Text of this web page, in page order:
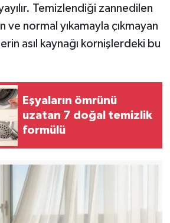
Temizlendiği zannedilen
normal yıkamayla çıkmayan
asıl kaynağı kornişlerdeki bu
Eşyaların ömrünü
uzatan 7 doğal temizlik
formülü